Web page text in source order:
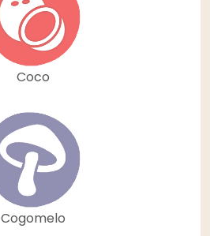
Coco
Cogomelo